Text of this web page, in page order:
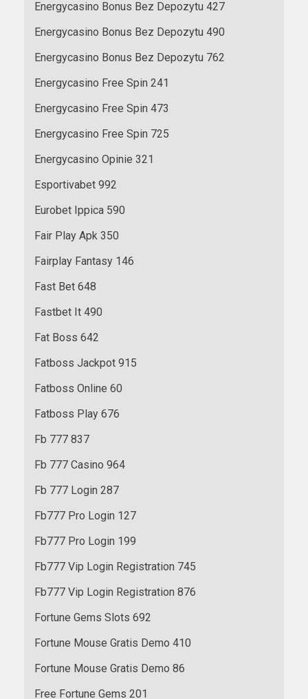
Energycasino Bonus Bez Depozytu 427
Energycasino Bonus Bez Depozytu 490
Energycasino Bonus Bez Depozytu 762
Energycasino Free Spin 241
Energycasino Free Spin 473
Energycasino Free Spin 725
Energycasino Opinie 321
Esportivabet 992
Eurobet Ippica 590
Fair Play Apk 350
Fairplay Fantasy 146
Fast Bet 648
Fastbet It 490
Fat Boss 642
Fatboss Jackpot 915
Fatboss Online 60
Fatboss Play 676
Fb 777 837
Fb 777 Casino 964
Fb 777 Login 287
Fb777 Pro Login 127
Fb777 Pro Login 199
Fb777 Vip Login Registration 745
Fb777 Vip Login Registration 876
Fortune Gems Slots 692
Fortune Mouse Gratis Demo 410
Fortune Mouse Gratis Demo 86
Free Fortune Gems 201